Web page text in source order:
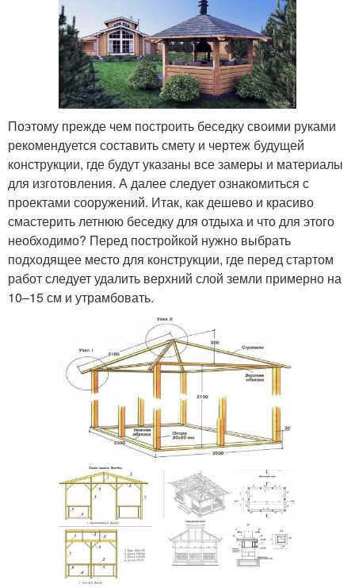
Поэтому прежде чем построить беседку своими руками
рекомендуется составить смету и чертеж будущей
конструкции, где будут указаны все замеры и материалы
для изготовления. А далее следует ознакомиться с
проектами сооружений. Итак, как дешево и красиво
смастерить летнюю беседку для отдыха и что для этого
необходимо? Перед постройкой нужно выбрать
подходящее место для конструкции, где перед стартом
работ следует удалить верхний слой земли примерно на
10–15 см и утрамбовать.